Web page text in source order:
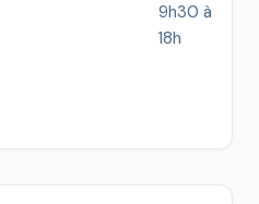
9h30 à
18h